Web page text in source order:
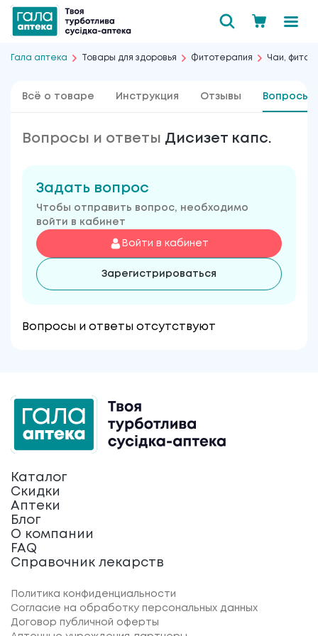
Гала аптека Товары для здоровья Фитотерапия Чаи,
Всё о товаре Инструкция Отзывы Вопросы
Вопросы и ответы Дисизет капс.
Задать вопрос
Чтобы отправить вопрос, необходимо
войти в кабинет
Войти в кабинет
Зарегистрироваться
Вопросы и ответы отсутствуют
Каталог
Скидки
Аптеки
Блог
О компании
FAQ
Справочник лекарств
Политика конфиденциальности
Согласие на обработку персональных данных
Договор публичной оферты